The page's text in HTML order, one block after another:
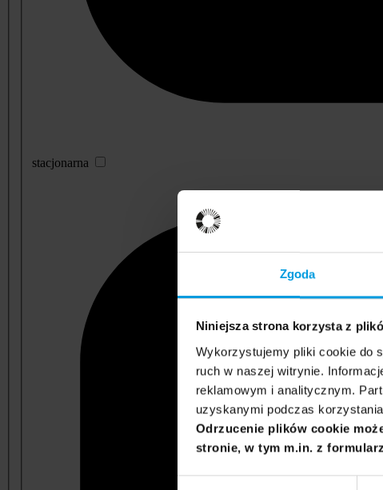
Zgoda
Niniejsza strona korzysta z
Wykorzystujemy pliki cookie do
ruch w naszej witrynie.
reklamowym i analitycznym.
uzyskanymi podczas
Odrzucenie plików cookie
stronie, w tym m.in. z
stacjonarna